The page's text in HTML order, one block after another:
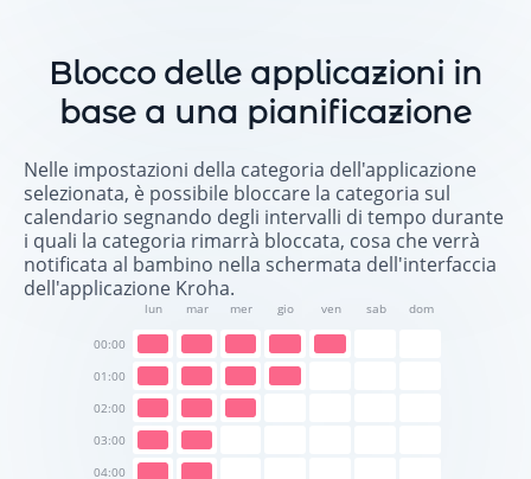
Blocco delle applicazioni in
base a una pianificazione
Nelle impostazioni della categoria dell'applicazione
selezionata, è possibile bloccare la categoria sul
calendario segnando degli intervalli di tempo durante
i quali la categoria rimarrà bloccata, cosa che verrà
notificata al bambino nella schermata dell'interfaccia
dell'applicazione Kroha.
lun mar mer gio ven sab dom
00:00
01:00
02:00
03:00
04:00